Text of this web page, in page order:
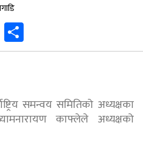
Copy
Link
समन्वय समितिको अध्यक्षका
काफ्लेले अध्यक्षको